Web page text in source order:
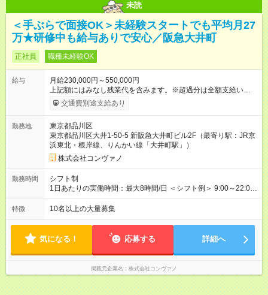
未読
＜手ぶらで面接OK＞未経験スタートでも平均月27
万★研修中も給与ありで安心／阪急大井町
正社員 職種未経験OK
給与
月給230,000円～550,000円
上記額にはみなし残業代を含みます。※超過分は全額支給いたし
ます。 みなし残業代 8,940円／月 みなし残業時間 5.5時間／月
上記には、月5.5時間分のみなし残業代(8，940円)を含む。超過
円～ （期間中は契約社員） ※社内基準を満たした場合は、その
後正規登用可 【年収例】 ◆エリアマネージャー 月給25万円＋役
職手当3万円＋インセン14万5，781円＝42万5，781円 ◆店長
月給 25万円＋役職手当1万円＋インセン8万2，547円＝34万2，
547円 ◆社員(役職なし) 月給23万円＋インセン1万4701円＝24
万4，701円 ＜別途支給手当＞ ・インセンティブ：月10万円以
上も可能！ ・賞与：年2回(6月/12月)※業績による ・交通費：月
たり) ・回数：随時 ・反映時期：次月の給与から ・評価手法：
社内評価に基づく ※あなたの頑張りをしっかり評価します！で
きることが増えるほどお給料に反映される環境です。 【試用期
間】試用期間あり 試用期間の長さ：6ヶ月 ※ 雇用形態と給与
に、本採用時と異なる部分があります。 雇用形態：中途採用
（契約社員） 給与：月給 220,000円以上 上記額にはみなし残業
代 8,552円／月 みなし残業時間 5.5時間／月
交通費別途支給あり
勤務地
東京都品川区
東京都品川区大井1-50-5 新阪急大井町ビル2F（最寄り駅：JR京
浜東北・根岸線、りんかい線「大井町駅」）
株式会社コンヴァノ
勤務時間
シフト制
1日あたりの実働時間：最大8時間/日 ＜シフト例＞ 9:00～22:00
でのシフト制（実働8時間／休憩60分） ※残業時間は月平均で
10時間程度 ※営業時間は【平日】11：00～22：00、【土日祝】
ます。
特徴 10名以上の大量募集
気になる！ 応募する 詳細へ
掲載元企業名 株式会社コンヴァノ